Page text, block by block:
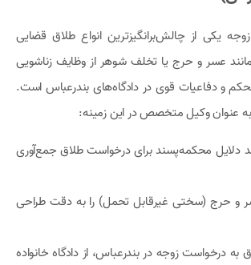
یکی از چالش‌برانگیزترین انواع طلاق قضایی
عسر و حرج یا تخلف شوهر از وظایف زناشویی
محکم و دفاعیات قوی در دادگاه‌های بندرعباس است.
عنوان وکیل متخصص در این زمینه:
محکمه‌پسند برای درخواست طلاق جمع‌آوری
و حرج (سختی غیرقابل تحمل) را به دقت طراحی
به درخواست زوجه در بندرعباس، از دادگاه خانواده